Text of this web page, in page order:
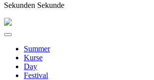
Sekunden Sekunde
Summer
Kurse
Day
Festival